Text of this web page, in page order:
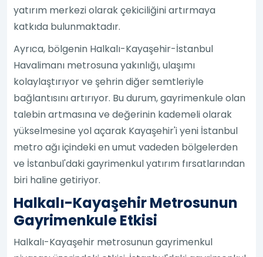
yatırım merkezi olarak çekiciliğini artırmaya
katkıda bulunmaktadır.
Ayrıca, bölgenin Halkalı-Kayaşehir-İstanbul
Havalimanı metrosuna yakınlığı, ulaşımı
kolaylaştırıyor ve şehrin diğer semtleriyle
bağlantısını artırıyor. Bu durum, gayrimenkule olan
talebin artmasına ve değerinin kademeli olarak
yükselmesine yol açarak Kayaşehir'i yeni İstanbul
metro ağı içindeki en umut vadeden bölgelerden
ve İstanbul'daki gayrimenkul yatırım fırsatlarından
biri haline getiriyor.
Halkalı-Kayaşehir Metrosunun
Gayrimenkule Etkisi
Halkalı-Kayaşehir metrosunun gayrimenkul